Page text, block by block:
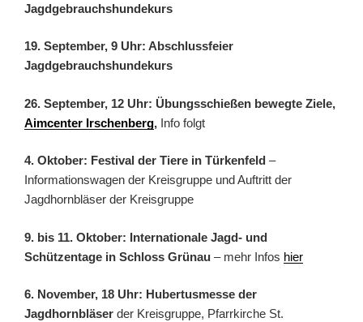
Jagdgebrauchshundekurs
19. September, 9 Uhr: Abschlussfeier
Jagdgebrauchshundekurs
26. September, 12 Uhr: Übungsschießen bewegte Ziele,
Aimcenter Irschenberg, Info folgt
4. Oktober: Festival der Tiere in Türkenfeld –
Informationswagen der Kreisgruppe und Auftritt der
Jagdhornbläser der Kreisgruppe
9. bis 11. Oktober: Internationale Jagd- und
Schützentage in Schloss Grünau – mehr Infos hier
6. November, 18 Uhr: Hubertusmesse der
Jagdhornbläser der Kreisgruppe, Pfarrkirche St.